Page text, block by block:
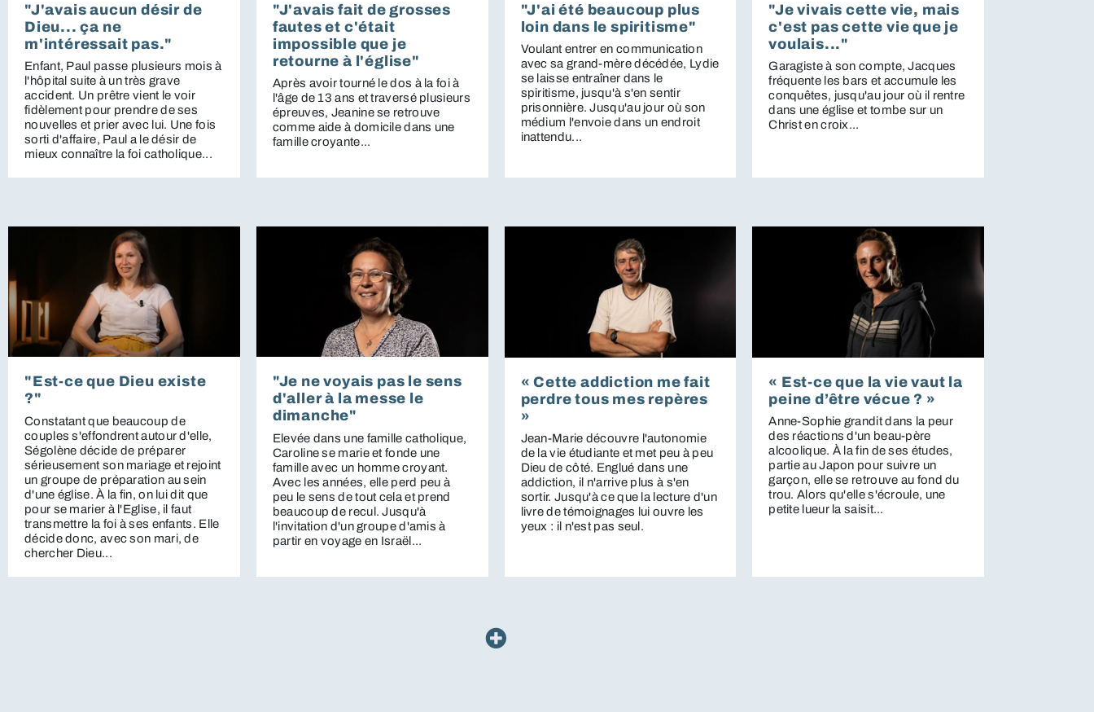
"J'avais aucun désir de
Dieu... ça ne
m'intéressait pas."
Enfant, Paul passe plusieurs mois à
l'hôpital suite à un très grave
accident. Un prêtre vient le voir
fidèlement pour prendre de ses
nouvelles et prier avec lui. Une fois
sorti d'affaire, Paul a le désir de
mieux connaître la foi catholique...
"J'avais fait de grosses
fautes et c'était
impossible que je
retourne à l'église"
Après avoir tourné le dos à la foi à
l'âge de 13 ans et traversé plusieurs
épreuves, Jeanine se retrouve
comme aide à domicile dans une
famille croyante...
"J'ai été beaucoup plus
loin dans le spiritisme"
Voulant entrer en communication
avec sa grand-mère décédée, Lydie
se laisse entraîner dans le
spiritisme, jusqu'à s'en sentir
prisonnière. Jusqu'au jour où son
médium l'envoie dans un endroit
inattendu...
"Je vivais cette vie, mais
c'est pas cette vie que je
voulais..."
Garagiste à son compte, Jacques
fréquente les bars et accumule les
conquêtes, jusqu'au jour où il rentre
dans une église et tombe sur un
Christ en croix...
"Est-ce que Dieu existe
?"
Constatant que beaucoup de
couples s'effondrent autour d'elle,
Ségolène décide de préparer
sérieusement son mariage et rejoint
un groupe de préparation au sein
d'une église. À la fin, on lui dit que
pour se marier à l'Eglise, il faut
transmettre la foi à ses enfants. Elle
décide donc, avec son mari, de
chercher Dieu...
"Je ne voyais pas le sens
d'aller à la messe le
dimanche"
Elevée dans une famille catholique,
Caroline se marie et fonde une
famille avec un homme croyant.
Avec les années, elle perd peu à
peu le sens de tout cela et prend
beaucoup de recul. Jusqu'à
l'invitation d'un groupe d'amis à
partir en voyage en Israël...
« Cette addiction me fait
perdre tous mes repères
»
Jean-Marie découvre l'autonomie
de la vie étudiante et met peu à peu
Dieu de côté. Englué dans une
addiction, il n'arrive plus à s'en
sortir. Jusqu'à ce que la lecture d'un
livre de témoignages lui ouvre les
yeux : il n'est pas seul.
« Est-ce que la vie vaut la
peine d’être vécue ? »
Anne-Sophie grandit dans la peur
des réactions d'un beau-père
alcoolique. À la fin de ses études,
partie au Japon pour suivre un
garçon, elle se retrouve au fond du
trou. Alors qu'elle s'écroule, une
petite lueur la saisit...